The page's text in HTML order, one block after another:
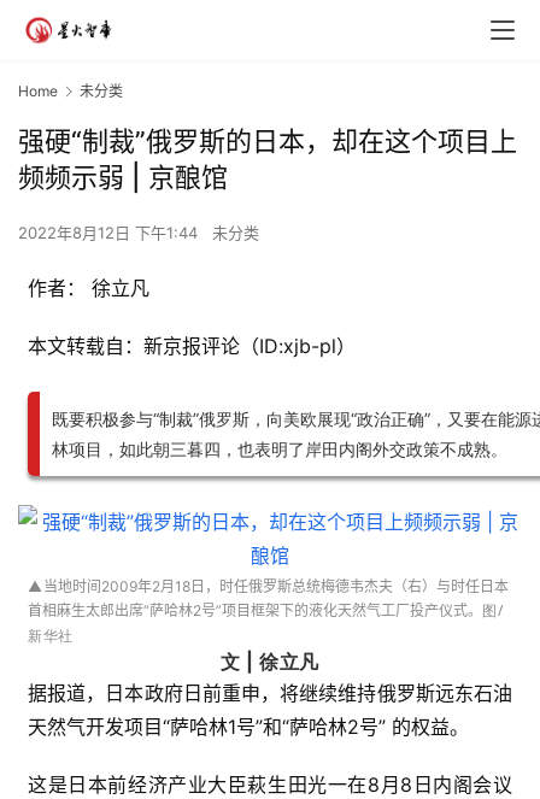
Home 未分类
强硬“制裁”俄罗斯的日本，却在这个项目上
频频示弱 | 京酿馆
2022年8月12日 下午1:44 未分类
作者： 徐立凡
本文转载自：新京报评论（ID:xjb-pl）
既要积极参与“制裁”俄罗斯，向美欧展现“政治正确”，又要在能
林项目，如此朝三暮四，也表明了岸田内阁外交政策不成熟。
▲ 当地时间2009年2月18日，时任俄罗斯总统梅德韦杰夫（右）与时任日本
首相麻生太郎出席“萨哈林2号”项目框架下的液化天然气工厂投产仪式。 图/
新华社
文 | 徐立凡
据报道，日本政府日前重申，将继续维持俄罗斯远东石油
天然气开发项目“萨哈林1号”和“萨哈林2号” 的权益。
这是日本前经济产业大臣萩生田光一在8月8日内阁会议